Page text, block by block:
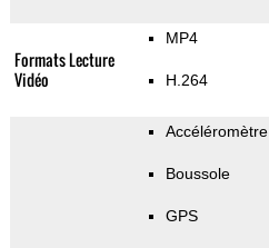
Formats Lecture
Vidéo
MP4
H.264
Accéléromètre
Boussole
GPS